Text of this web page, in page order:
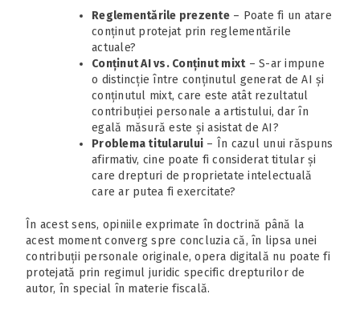
Reglementările prezente– Poate fi un atare
conținut protejat prin reglementările
actuale?
Conținut AI vs. Conținut mixt– S-ar impune
o distincție între conținutul generat de AI și
conținutul mixt, care este atât rezultatul
contribuției personale a artistului, dar în
egală măsură este și asistat de AI?
Problema titularului – În cazul unui răspuns
afirmativ, cine poate fi considerat titular și
care drepturi de proprietate intelectuală
care ar putea fi exercitate?
În acest sens, opiniile exprimate în doctrină până la
acest moment converg spre concluzia că, în lipsa unei
contribuții personale originale, opera digitală nu poate fi
protejată prin regimul juridic specific drepturilor de
autor, în special în materie fiscală.